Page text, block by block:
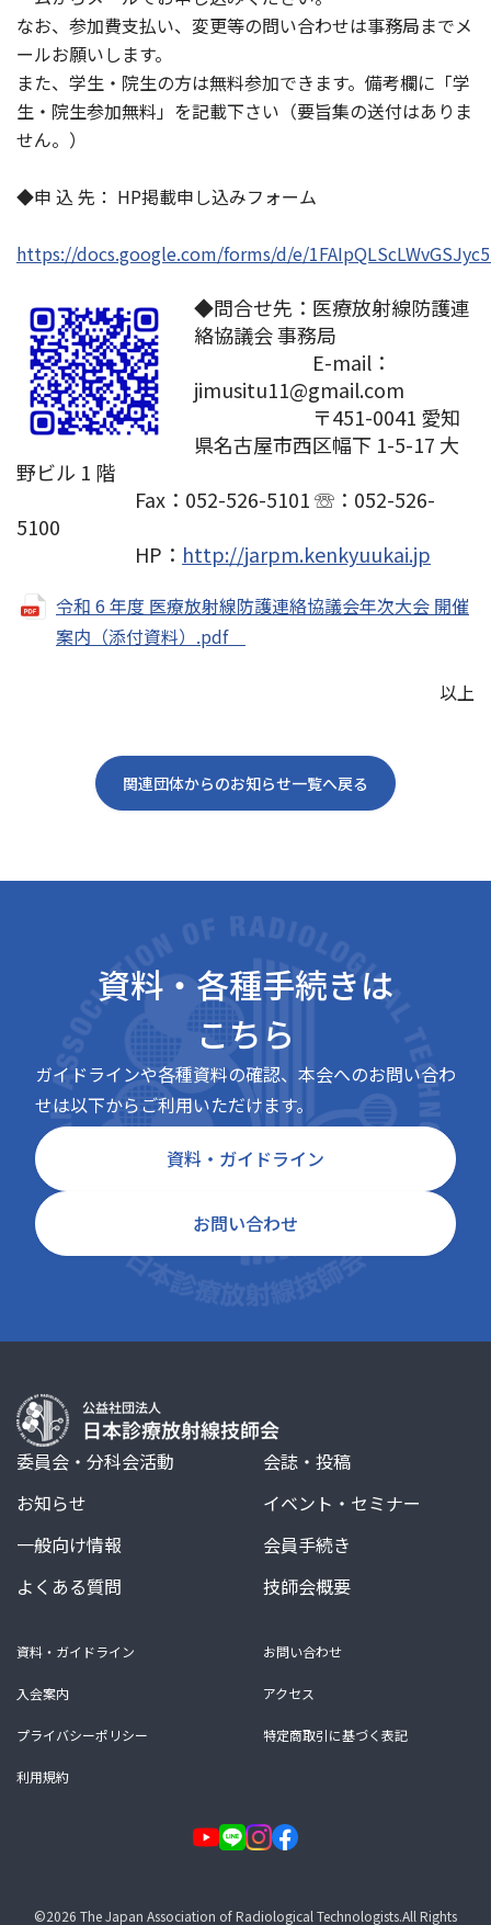
なお、参加費支払い、変更等の問い合わせは事務局までメ
ールお願いします。
また、学生・院生の方は無料参加できます。備考欄に「学
生・院生参加無料」を記載下さい（要旨集の送付はありま
せん。）
◆申 込 先： HP掲載申し込みフォーム
https://docs.google.com/forms/d/e/
◆問合せ先：医療放射線防護連
絡協議会 事務局
E-mail：
jimusitu11@gmail.com
〒451-0041 愛知
県名古屋市西区幅下 1-5-17 大
野ビル 1 階
Fax：052-526-5101 ☏：052-526-
5100
HP： http://jarpm.kenkyuukai.jp
令和 6 年度 医療放射線防護連絡協議会年次大会 開催
案内（添付資料）.pdf
以上
関連団体からのお知らせ一覧へ戻る
資料・各種手続きは
こちら
ガイドラインや各種資料の確認、本会へのお問い合わ
せは以下からご利用いただけます。
資料・ガイドライン
お問い合わせ
委員会・分科会活動
会誌・投稿
お知らせ
イベント・セミナー
一般向け情報
会員手続き
よくある質問
技師会概要
資料・ガイドライン お問い合わせ
入会案内 アクセス
プライバシーポリシー 特定商取引に基づく表記
利用規約
©2026 The Japan Association of Radiological Technologists.All Rights